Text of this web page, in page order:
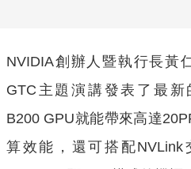
NVIDIA創辦人暨執行長黃
GTC主題演講發表了最新
B200 GPU就能帶來高達
算效能，還可搭配